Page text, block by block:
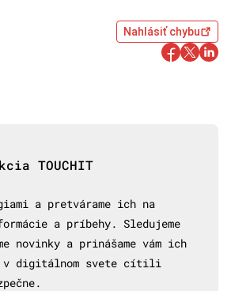
Nahlásiť chybu
TOUCHIT
a pretvárame ich na
a príbehy. Sledujeme
novinky a prinášame vám ich
v digitálnom svete cítili